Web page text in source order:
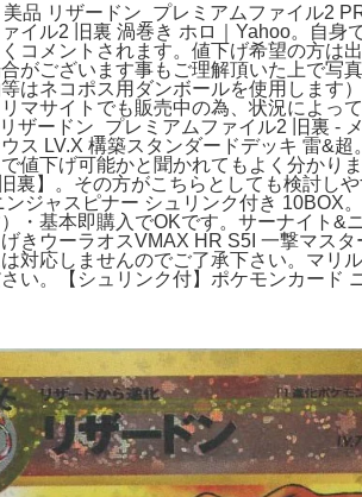
品 リザードン_プレミアムファイル2
イル2 旧裏 渦巻き ホロ｜Yahoo。自
コメントされます。値下げ希望の方は
がございます事もご理解頂いた上で写
はネコポス用ダンボールを使用します
マサイトでも販売中の為、状況によっ
ザードン_プレミアムファイル2 旧裏 -
ス LV.X 構築スタンダードデッキ 雷&
値下げ可能かと聞かれてもよく分かり
裏】。その方がこちらとしても検討し
ンジャスピナー シュリンク付き
・基本即購入でOKです。サーナイト&
きウーラオスVMAX HR S5I 一撃マス
は対応しませんのでご了承下さい。マ
い。【シュリンク付】ポケモンカード